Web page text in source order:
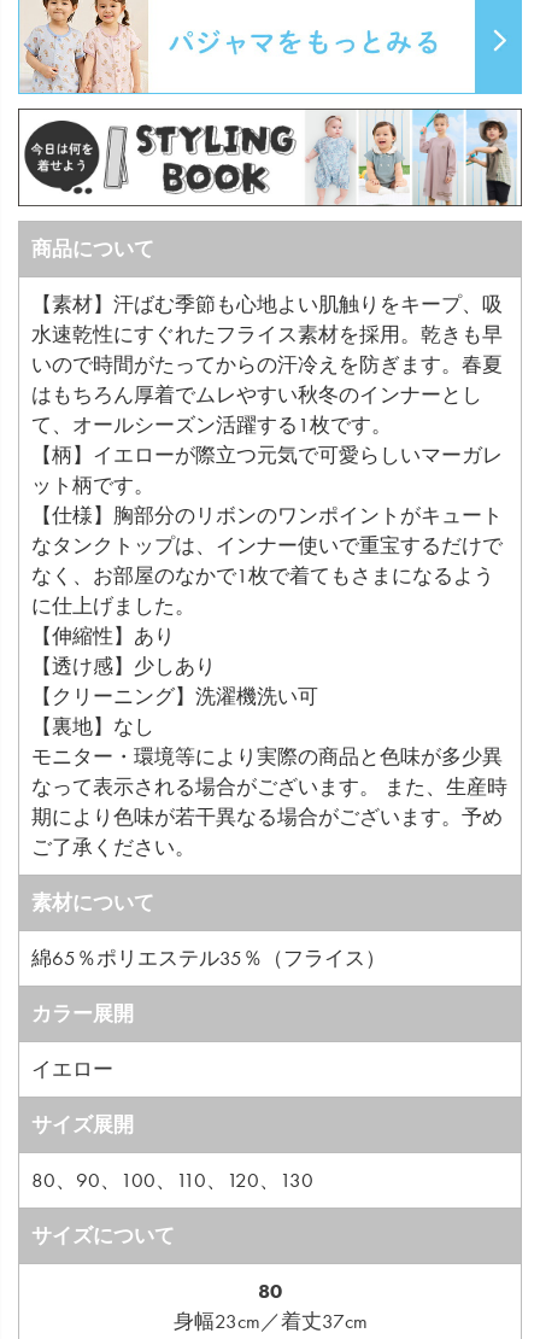
商品について
【素材】汗ばむ季節も心地よい肌触りをキープ、吸
水速乾性にすぐれたフライス素材を採用。乾きも早
いので時間がたってからの汗冷えを防ぎます。春夏
はもちろん厚着でムレやすい秋冬のインナーとし
て、オールシーズン活躍する1枚です。
【柄】イエローが際立つ元気で可愛らしいマーガレ
ット柄です。
【仕様】胸部分のリボンのワンポイントがキュート
なタンクトップは、インナー使いで重宝するだけで
なく、お部屋のなかで1枚で着てもさまになるよう
に仕上げました。
【伸縮性】あり
【透け感】少しあり
【クリーニング】洗濯機洗い可
【裏地】なし
モニター・環境等により実際の商品と色味が多少異
なって表示される場合がございます。 また、生産時
期により色味が若干異なる場合がございます。予め
ご了承ください。
素材について
綿65％ポリエステル35％（フライス）
カラー展開
イエロー
サイズ展開
80、90、100、110、120、130
サイズについて
80
身幅23cm／着丈37cm